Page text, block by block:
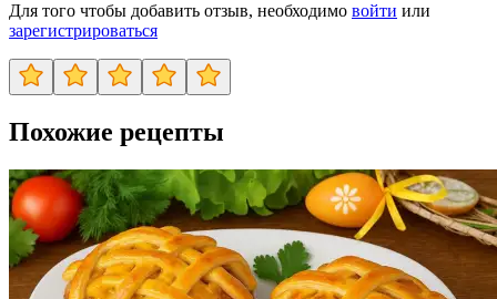
Для того чтобы добавить отзыв, необходимо войти или
зарегистрироваться
Похожие рецепты